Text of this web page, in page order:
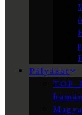
Pályázat